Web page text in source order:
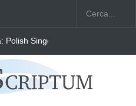
Singers' Alliance ofAmerica e